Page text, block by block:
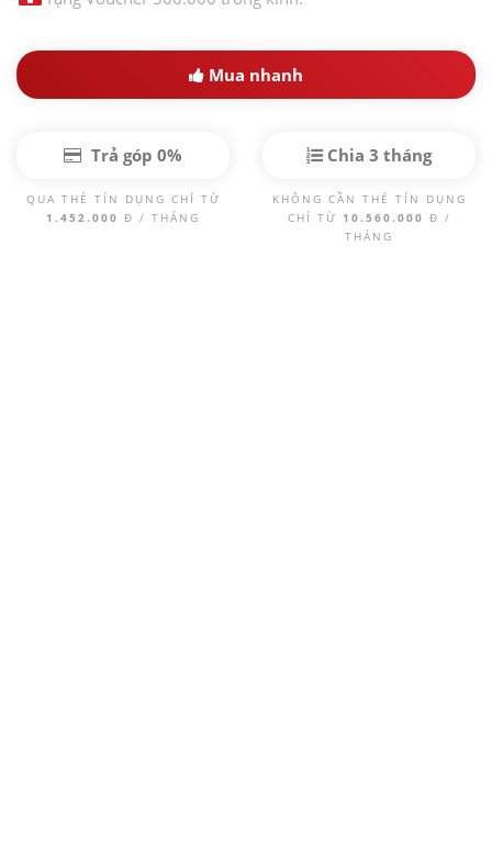
Mua nhanh
Trả góp 0%
QUA THẺ TÍN DỤNG CHỈ TỪ
1.452.000 Đ / THÁNG
Chia 3 tháng
KHÔNG CẦN THẺ TÍN DỤNG
CHỈ TỪ 10.560.000 Đ /
THÁNG